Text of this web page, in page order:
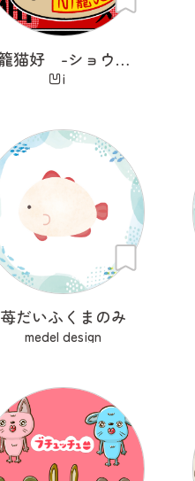
小籠猫好 -ショウロンニャンハオ-
凹i
苺だいふくまのみ
medel design